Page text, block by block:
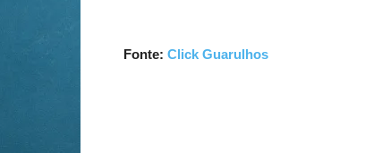
Fonte: Click Guarulhos